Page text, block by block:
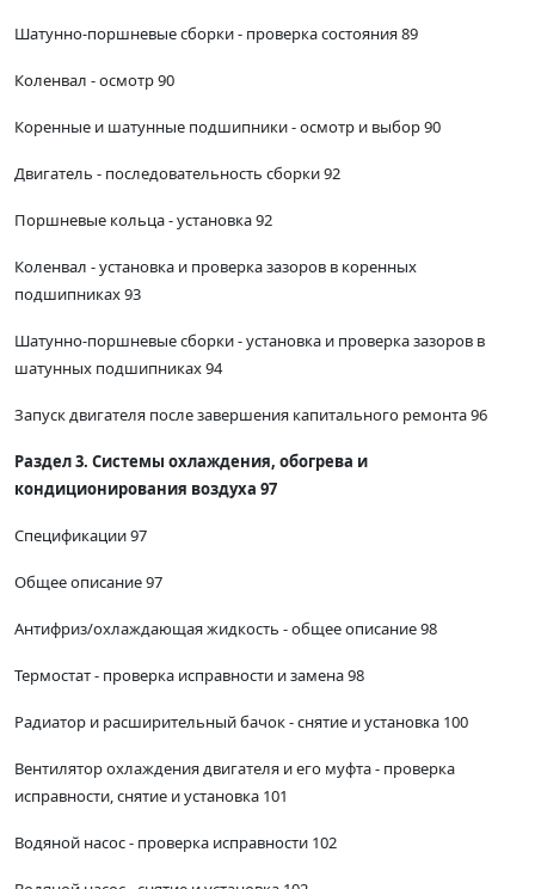
Шатунно-поршневые сборки - проверка состояния 89
Коленвал - осмотр 90
Коренные и шатунные подшипники - осмотр и выбор 90
Двигатель - последовательность сборки 92
Поршневые кольца - установка 92
Коленвал - установка и проверка зазоров в коренных
подшипниках 93
Шатунно-поршневые сборки - установка и проверка зазоров в
шатунных подшипниках 94
Запуск двигателя после завершения капитального ремонта 96
Раздел 3. Системы охлаждения, обогрева и
кондиционирования воздуха 97
Спецификации 97
Общее описание 97
Антифриз/охлаждающая жидкость - общее описание 98
Термостат - проверка исправности и замена 98
Радиатор и расширительный бачок - снятие и установка 100
Вентилятор охлаждения двигателя и его муфта - проверка
исправности, снятие и установка 101
Водяной насос - проверка исправности 102